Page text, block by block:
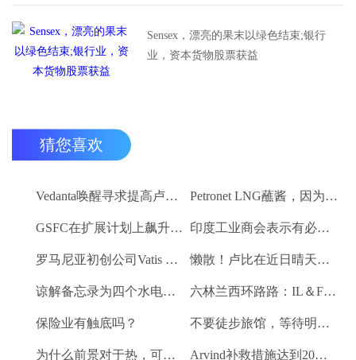
Sensex，漂亮的果末以绿色结束;银行
业，资本货物股票获益
猜您喜欢
Vedanta唤醒寻求提高卢比。25-30亿卢比 Petronet LNG蘸酱，因为RBI禁令新鲜FII购买
GSFC在扩展计划上飙升2％ 印度工业商会表示有必要进一步推动家庭消费和私人投资
罗马尼亚初创公司Vatis Tech为其人工智能在线语音识别平台筹集了20万欧元 懒散！卢比在近日晴天结束
谅解备忘录为四个水电项目的发展，总容量为293兆瓦 六林兰西环路路：IL＆FS运输汇编2％
保险业有触底吗？ 不要徒步旅馆，等待明确的工资和价格通胀迹象，IMF告诉喂养
为什么前景对于热，可再生和石油和天然气项目稳定？ Arvind补救措施达到20％的上路